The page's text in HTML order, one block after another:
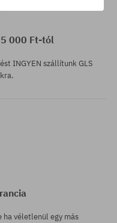
000 Ft-tól
INGYEN szállítunk GLS
ha véletlenül egy más